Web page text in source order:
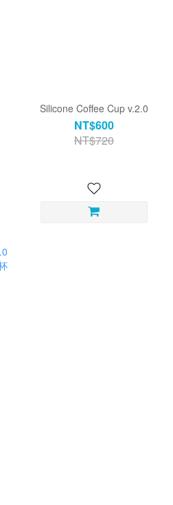
Silicone Coffee Cup v.2.0
NT$600
NT$720